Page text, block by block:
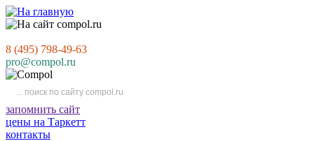
8 (495) 798-49-63
pro@compol.ru
запомнить сайт
цены на Таркетт
контакты